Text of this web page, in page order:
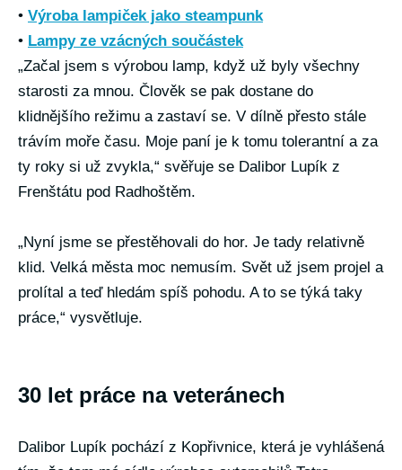
• Výroba lampiček jako steampunk
• Lampy ze vzácných součástek
„Začal jsem s výrobou lamp, když už byly všechny
starosti za mnou. Člověk se pak dostane do
klidnějšího režimu a zastaví se. V dílně přesto stále
trávím moře času. Moje paní je k tomu tolerantní a za
ty roky si už zvykla,“ svěřuje se Dalibor Lupík z
Frenštátu pod Radhoštěm.
„Nyní jsme se přestěhovali do hor. Je tady relativně
klid. Velká města moc nemusím. Svět už jsem projel a
prolítal a teď hledám spíš pohodu. A to se týká taky
práce,“ vysvětluje.
30 let práce na veteránech
Dalibor Lupík pochází z Kopřivnice, která je vyhlášená